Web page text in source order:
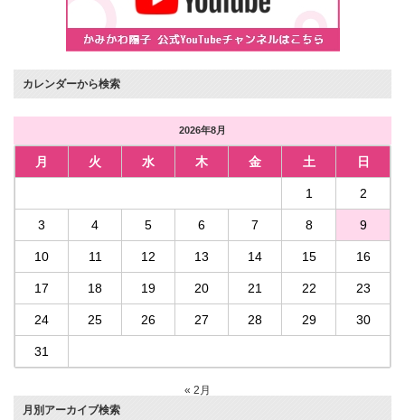
カレンダーから検索
2026年8月
月 火 水 木 金 土 日
1 2
3 4 5 6 7 8 9
10 11 12 13 14 15 16
17 18 19 20 21 22 23
24 25 26 27 28 29 30
31
« 2月
月別アーカイブ検索